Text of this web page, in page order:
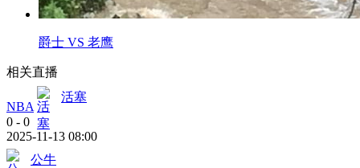
爵士 VS 老鹰
相关直播
NBA
活塞
0 - 0
2025-11-13 08:00
公牛